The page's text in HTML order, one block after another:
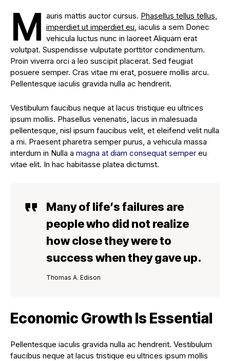
M auris mattis auctor cursus. Phasellus tellus tellus,
imperdiet ut imperdiet eu , iaculis a sem Donec
vehicula luctus nunc in laoreet Aliquam erat
volutpat. Suspendisse vulputate porttitor condimentum.
Proin viverra orci a leo suscipit placerat. Sed feugiat
posuere semper. Cras vitae mi erat, posuere mollis arcu.
Pellentesque iaculis gravida nulla ac hendrerit.
Vestibulum faucibus neque at lacus tristique eu ultrices
ipsum mollis. Phasellus venenatis, lacus in malesuada
pellentesque, nisl ipsum faucibus velit, et eleifend velit nulla
a mi. Praesent pharetra semper purus, a vehicula massa
interdum in Nulla a magna at diam consequat semper eu
vitae elit. In hac habitasse platea dictumst.
Many of life’s failures are
people who did not realize
how close they were to
success when they gave up.
Thomas A. Edison
Economic Growth Is Essential
Pellentesque iaculis gravida nulla ac hendrerit. Vestibulum
faucibus neque at lacus tristique eu ultrices ipsum mollis